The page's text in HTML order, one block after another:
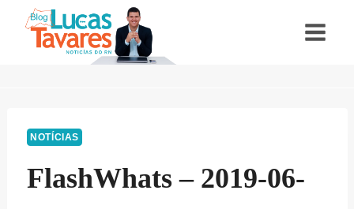
NOTÍCIAS
FlashWhats – 2019-06-